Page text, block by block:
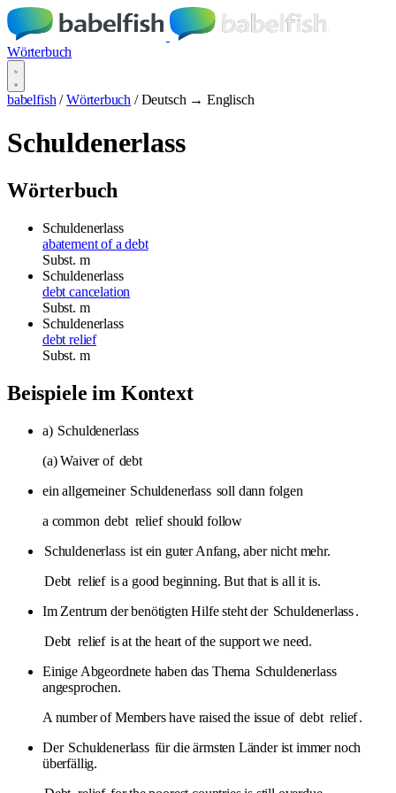
Wörterbuch
babelfish / Wörterbuch / Deutsch → Englisch
Schuldenerlass
Wörterbuch
Schuldenerlass
abatement of a debt
Subst. m
Schuldenerlass
debt cancelation
Subst. m
Schuldenerlass
debt relief
Subst. m
Beispiele im Kontext
a) Schuldenerlass
(a) Waiver of debt
ein allgemeiner Schuldenerlass soll dann folgen
a common debt relief should follow
Schuldenerlass ist ein guter Anfang, aber nicht mehr.
Debt relief is a good beginning. But that is all it is.
Im Zentrum der benötigten Hilfe steht der Schuldenerlass.
Debt relief is at the heart of the support we need.
Einige Abgeordnete haben das Thema Schuldenerlass
angesprochen.
A number of Members have raised the issue of debt relief.
Der Schuldenerlass für die ärmsten Länder ist immer noch
überfällig.